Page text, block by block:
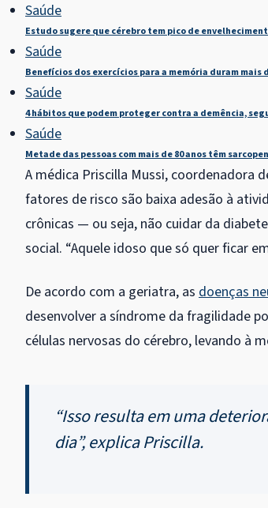
Saúde
Estudo sugere que cérebro tem pico de
Saúde
Benefícios dos exercícios para a memória duram mais
Saúde
4 hábitos que podem proteger contra a demência,
Saúde
Metade das pessoas com mais de 80 anos têm
A médica Priscilla Mussi, coordenadora
fatores de risco são baixa adesão à
crônicas — ou seja, não cuidar da
social. “Aquele idoso que só quer ficar
De acordo com a geriatra, as doenças
desenvolver a síndrome da fragilidade
células nervosas do cérebro, levando à
“Isso resulta em uma
dia”, explica Priscilla.